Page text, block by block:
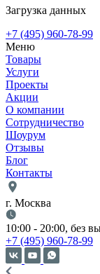
Загрузка данных
+7 (495) 960-78-99
Меню
Товары
Услуги
Проекты
Акции
О компании
Сотрудничество
Шоурум
Отзывы
Блог
Контакты
г. Москва
10:00 - 20:00, без
+7 (495) 960-78-99